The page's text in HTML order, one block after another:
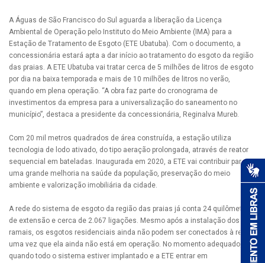
A Águas de São Francisco do Sul aguarda a liberação da Licença
Ambiental de Operação pelo Instituto do Meio Ambiente (IMA) para a
Estação de Tratamento de Esgoto (ETE Ubatuba). Com o documento, a
concessionária estará apta a dar início ao tratamento do esgoto da região
das praias. A ETE Ubatuba vai tratar cerca de 5 milhões de litros de esgoto
por dia na baixa temporada e mais de 10 milhões de litros no verão,
quando em plena operação. “A obra faz parte do cronograma de
investimentos da empresa para a universalização do saneamento no
município”, destaca a presidente da concessionária, Reginalva Mureb.
Com 20 mil metros quadrados de área construída, a estação utiliza
tecnologia de lodo ativado, do tipo aeração prolongada, através de reator
sequencial em bateladas. Inaugurada em 2020, a ETE vai contribuir para
uma grande melhoria na saúde da população, preservação do meio
ambiente e valorização imobiliária da cidade.
A rede do sistema de esgoto da região das praias já conta 24 quilômetros
de extensão e cerca de 2.067 ligações. Mesmo após a instalação dos
ramais, os esgotos residenciais ainda não podem ser conectados à rede,
uma vez que ela ainda não está em operação. No momento adequado,
quando todo o sistema estiver implantado e a ETE entrar em